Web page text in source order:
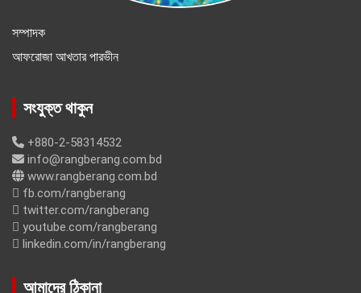
সম্পাদক
আফরোজা আখতার পারভীন
সংযুক্ত থাকুন
+880-2-58314532
info@rangberang.com.bd
www.rangberang.com.bd
fb.com/rangberang
twitter.com/rangberang
youtube.com/rangberang
linkedin.com/in/rangberang
আমাদের ঠিকানা